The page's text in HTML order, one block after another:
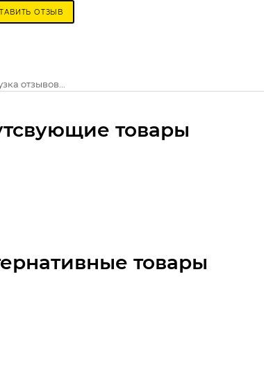
ОТЗЫВ
отзывов...
товары
товары